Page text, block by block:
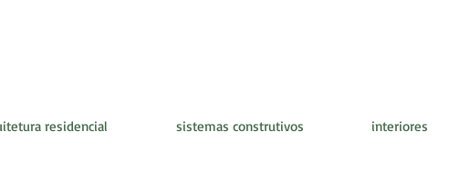
residencial sistemas construtivos interiores